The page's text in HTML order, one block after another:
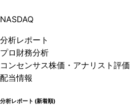
NASDAQ
分析レポート
プロ 財務分析
コンセンサス株価 ・アナリスト評価
配当情報
分析レポート (新着順)